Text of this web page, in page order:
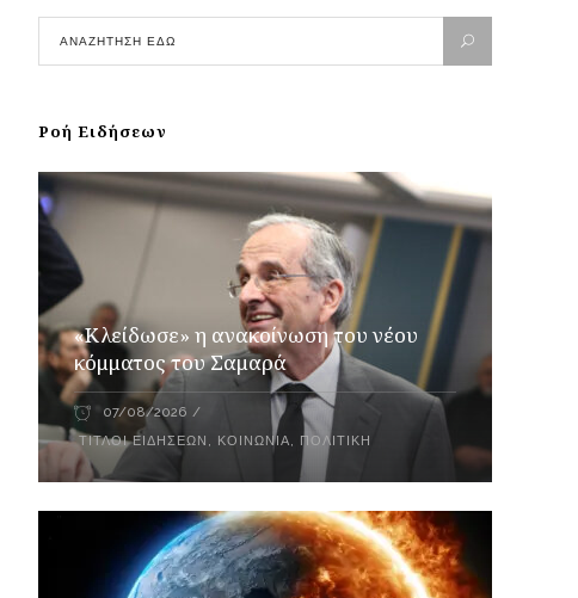
Ροή Ειδήσεων
«Κλείδωσε» η ανακοίνωση του νέου
κόμματος του Σαμαρά
07/08/2026
ΤΊΤΛΟΙ ΕΙΔΉΣΕΩΝ , ΚΟΙΝΩΝΊΑ, ΠΟΛΙΤΙΚΉ